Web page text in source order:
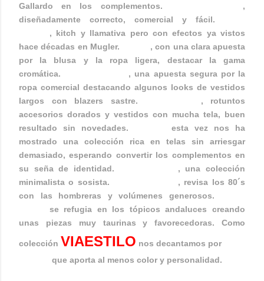
Gallardo en los complementos.
,
diseñadamente correcto, comercial y fácil.
, kitch y llamativa pero con efectos ya vistos
hace décadas en Mugler.
, con una clara apuesta
por la blusa y la ropa ligera, destacar la gama
cromática.
, una apuesta segura por la
ropa comercial destacando algunos looks de vestidos
largos con blazers sastre.
, rotuntos
accesorios dorados y vestidos con mucha tela, buen
resultado sin novedades.
esta vez nos ha
mostrado una colección rica en telas sin arriesgar
demasiado, esperando convertir los complementos en
su seña de identidad.
, una colección
minimalista o sosista.
, revisa los 80´s
con las hombreras y volúmenes generosos.
se refugia en los tópicos andaluces creando
unas piezas muy taurinas y favorecedoras. Como
colección VIAESTILO nos decantamos por
que aporta al menos color y personalidad.